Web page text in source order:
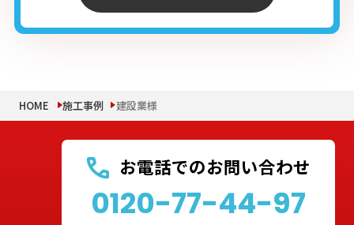
HOME 施工事例 建設業様
お電話でのお問い合わせ
0120-77-44-97